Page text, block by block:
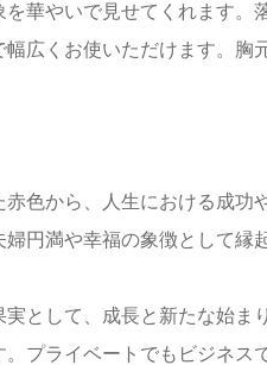
華やいで見せてくれます。
広くお使いただけます。胸
色から、人生における成功
円満や幸福の象徴として縁
として、成長と新たな始ま
プライベートでもビジネ